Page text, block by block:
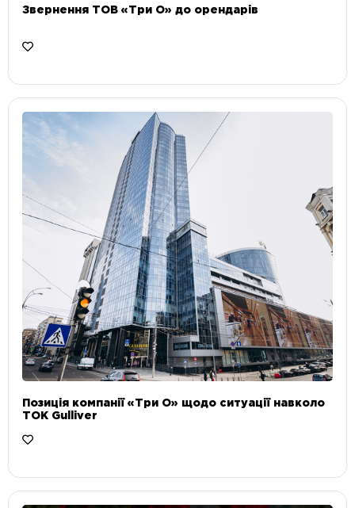
Звернення ТОВ «Три О» до орендарів
Позиція компанії «Три О» щодо ситуації навколо
ТОК Gulliver